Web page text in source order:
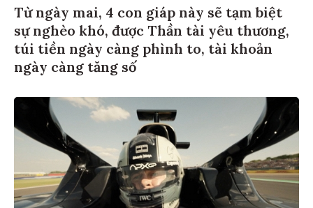
Từ ngày mai, 4 con giáp này sẽ tạm biệt
sự nghèo khó, được Thần tài yêu thương,
túi tiền ngày càng phình to, tài khoản
ngày càng tăng số